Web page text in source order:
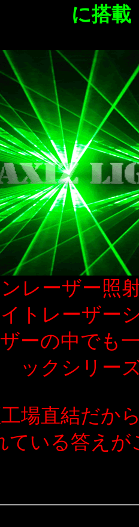
に搭載
レーザー照
イトレーザー
ーの中でも
ックシリー
場直結だか
ている答え